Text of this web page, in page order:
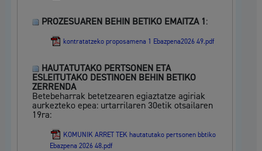
PROZESUAREN BEHIN BETIKO EMAITZA 1:
kontratatzeko proposamena 1 Ebazpena2026 49.pdf
HAUTATUTAKO PERTSONEN ETA
ESLEITUTAKO DESTINOEN BEHIN BETIKO
ZERRENDA
Betebeharrak betetzearen egiaztatze agiriak
aurkezteko epea: urtarrilaren 30etik otsailaren
19ra:
KOMUNIK ARRET TEK hautatutako pertsonen bbtiko
Ebazpena 2026 48.pdf